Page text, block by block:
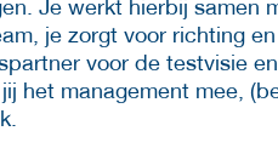
Je werkt hierbij samen
je zorgt voor richting
voor de testvisie
het management mee,